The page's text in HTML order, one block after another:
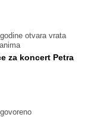
otvara vrata
za koncert Petra